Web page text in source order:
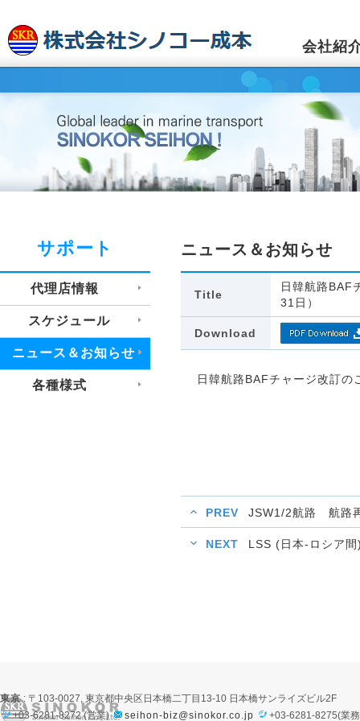
会社紹
サポート
代理店情報
スケジュール
ニュース＆お知らせ
各種様式
ニュース＆お知らせ
Title
日韓航路BAF
31日）
Download
日韓航路BAFチャージ改訂
PREV JSW1/2航路 航路
NEXT LSS (日本-ロシア
東京: 〒103-0027, 東京都中央区日本橋二丁目13-10 日本橋サンライズビル2F
+03-6281-8272 (営業)
seihon-biz@sinokor.co.jp +03-6281-8275(業